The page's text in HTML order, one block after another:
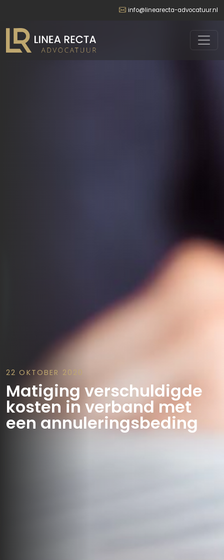
info@linearecta-advocatuur.nl
22 OKTOBER 2020
Matiging verschuldigde
kosten in verband met
een annuleringsbeding